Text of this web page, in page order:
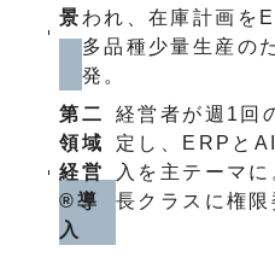
景 われ、在庫計画を
多品種少量生産の
発。
第二
領域
経営
®導
入
経営者が週1回
定し、ERPと
入を主テーマ
長クラスに権限